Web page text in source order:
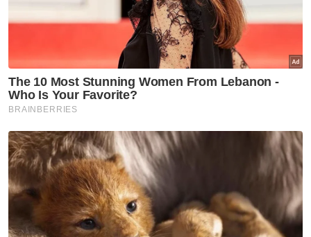
Nasional
Kebajikan tiga gajah Malaysia:
Shelter Ihsan mahu MPT
kemuka bukti, benarkan
pemeriksaan bebas
Nasional